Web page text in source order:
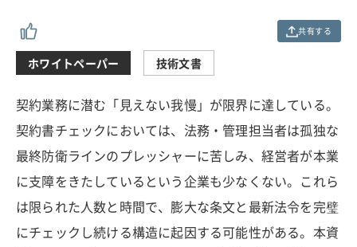
共有する
ホワイトペーパー 技術文書
契約業務に潜む「見えない我慢」が限界に達している。
契約書チェックにおいては、法務・管理担当者は孤独な
最終防衛ラインのプレッシャーに苦しみ、経営者が本業
に支障をきたしているという企業も少なくない。これら
は限られた人数と時間で、膨大な条文と最新法令を完璧
にチェックし続ける構造に起因する可能性がある。本資